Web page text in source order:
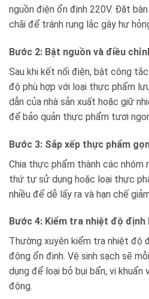
nguồn điện ổn định 220V. Đặt
chãi để tránh rung lắc gây hư
Bước 2: Bật nguồn và điều
Sau khi kết nối điện, bật công
độ phù hợp với loại thực phẩm
dẫn của nhà sản xuất hoặc giữ
để bảo quản thực phẩm tươi
Bước 3: Sắp xếp thực phẩm
Chia thực phẩm thành các nhóm
thứ tự sử dụng hoặc loại thực
nhiều để dễ lấy ra và hạn chế
Bước 4: Kiểm tra nhiệt độ định
Thường xuyên kiểm tra nhiệt độ
động ổn định. Vệ sinh sạch sẽ
dụng để loại bỏ bụi bẩn, vi khuẩn
động.